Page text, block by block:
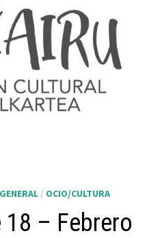
GENERAL/ OCIO/CULTURA
– Febrero